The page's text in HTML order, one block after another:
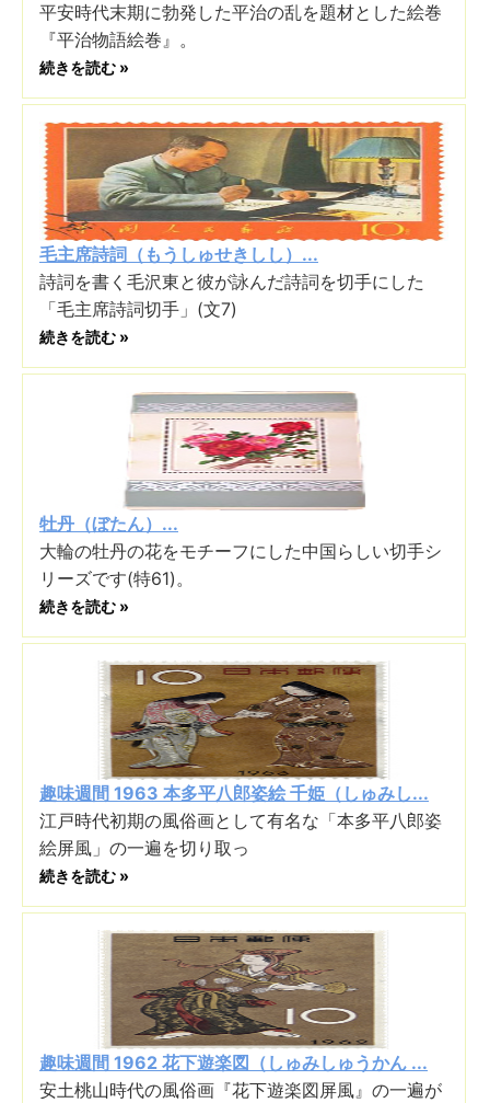
平安時代末期に勃発した平治の乱を題材とした絵巻
『平治物語絵巻』。
続きを読む »
毛主席詩詞（もうしゅせきしし）...
詩詞を書く毛沢東と彼が詠んだ詩詞を切手にした
「毛主席詩詞切手」(文7)
続きを読む »
牡丹（ぼたん）...
大輪の牡丹の花をモチーフにした中国らしい切手シ
リーズです(特61)。
続きを読む »
趣味週間 1963 本多平八郎姿絵 千姫（しゅみし...
江戸時代初期の風俗画として有名な「本多平八郎姿
絵屏風」の一遍を切り取っ
続きを読む »
趣味週間 1962 花下遊楽図（しゅみしゅうかん ...
安土桃山時代の風俗画『花下遊楽図屏風』の一遍が